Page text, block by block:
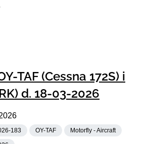
TAF (Cessna 172S) i
d. 18-03-2026
183 OY-TAF Motorfly - Aircraft